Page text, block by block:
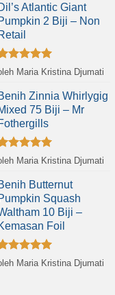
Atlantic Giant
2 Biji – Non
5
Maria Kristina Djumati
Zinnia Whirlygig
75 Biji – Mr
5
Maria Kristina Djumati
Butternut
Squash
10 Biji –
Foil
5
Maria Kristina Djumati